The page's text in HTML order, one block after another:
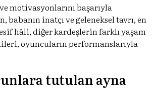
motivasyonlarını başarıyla
babanın inatçı ve geleneksel tavrı, en
hâli, diğer kardeşlerin farklı yaşam
oyuncuların performanslarıyla
tutulan ayna